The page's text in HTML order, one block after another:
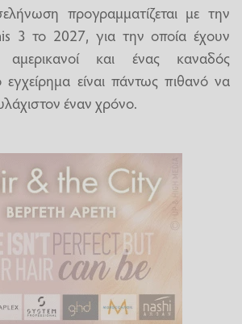
προγραμματίζεται με την
3 το 2027, για την οποία έχουν
αμερικανοί και ένας καναδός
είναι πάντως πιθανό να
έναν χρόνο.